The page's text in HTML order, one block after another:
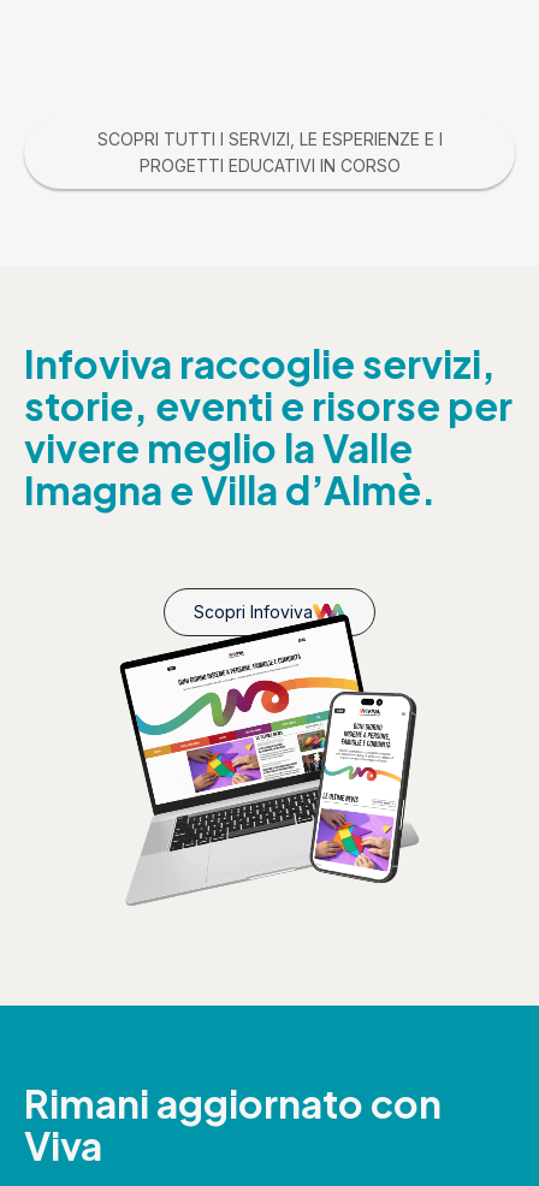
SCOPRI TUTTI I SERVIZI, LE ESPERIENZE E I
PROGETTI EDUCATIVI IN CORSO
Infoviva raccoglie servizi,
storie, eventi e risorse per
vivere meglio la Valle
Imagna e Villa d’Almè.
Scopri Infoviva
Rimani aggiornato con
Viva